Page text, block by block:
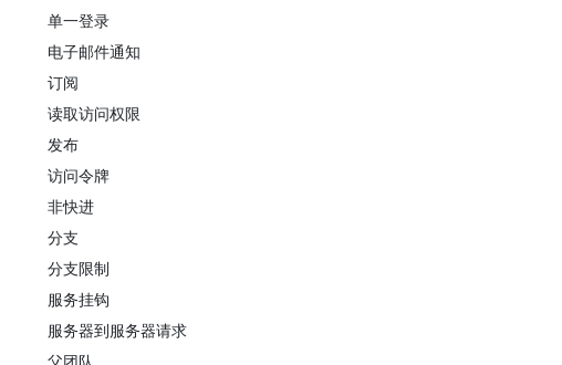
单一登录
电子邮件通知
订阅
读取访问权限
发布
访问令牌
非快进
分支
分支限制
服务挂钩
服务器到服务器请求
父团队